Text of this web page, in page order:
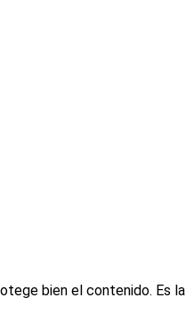
bien el contenido. Es la